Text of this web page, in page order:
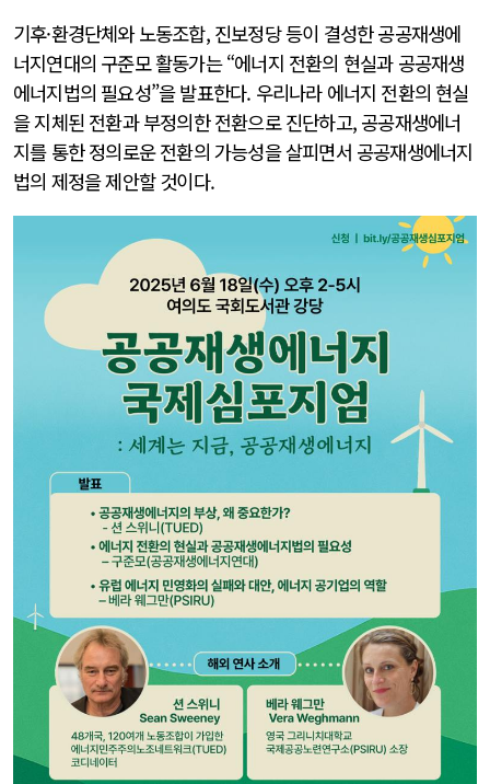
기후·환경단체와 노동조합, 진보정당 등이 결성한 공공재생에
너지연대의 구준모 활동가는 “에너지 전환의 현실과 공공재생
에너지법의 필요성”을 발표한다. 우리나라 에너지 전환의 현실
을 지체된 전환과 부정의한 전환으로 진단하고, 공공재생에너
지를 통한 정의로운 전환의 가능성을 살피면서 공공재생에너지
법의 제정을 제안할 것이다.